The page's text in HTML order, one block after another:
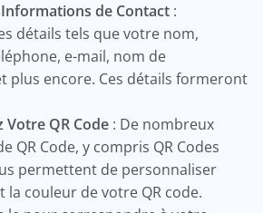
Informations de Contact :
détails tels que votre nom,
e-mail, nom de
plus encore. Ces détails formeront
Votre QR Code : De nombreux
QR Code, y compris QR Codes
permettent de personnaliser
la couleur de votre QR code.